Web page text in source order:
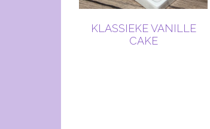
KLASSIEKE VANILLE
CAKE